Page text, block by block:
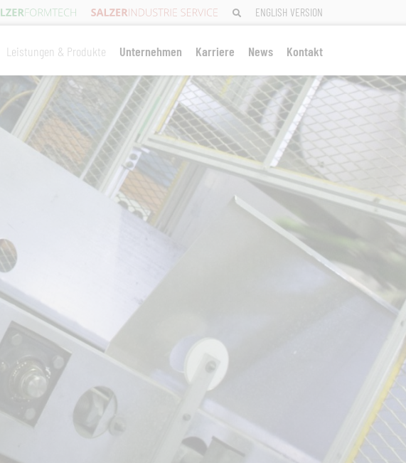
ENGLISH VERSION
Leistungen & Produkte Unternehmen Karriere News Kontakt